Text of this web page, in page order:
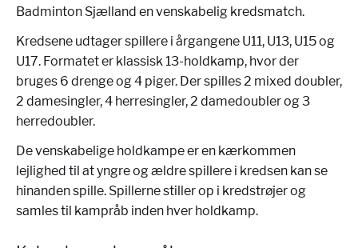
Badminton Sjælland en venskabelig kredsmatch.
Kredsene udtager spillere i årgangene U11, U13, U15 og
U17. Formatet er klassisk 13-holdkamp, hvor der
bruges 6 drenge og 4 piger. Der spilles 2 mixed doubler,
2 damesingler, 4 herresingler, 2 damedoubler og 3
herredoubler.
De venskabelige holdkampe er en kærkommen
lejlighed til at yngre og ældre spillere i kredsen kan se
hinanden spille. Spillerne stiller op i kredstrøjer og
samles til kampråb inden hver holdkamp.